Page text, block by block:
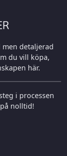
detaljerad
du vill köpa,
här.
i processen
nolltid!